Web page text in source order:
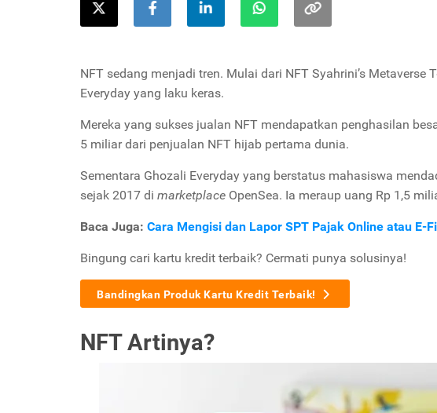
NFT sedang menjadi tren. Mulai dari NFT Syahrini’s
Everyday yang laku keras.
Mereka yang sukses jualan NFT mendapatkan penghasilan
5 miliar dari penjualan NFT hijab pertama dunia.
Sementara Ghozali Everyday yang berstatus mahasiswa
sejak 2017 di marketplace OpenSea. Ia meraup uang Rp 1,5
Baca Juga: Cara Mengisi dan Lapor SPT Pajak Online atau E-
Bingung cari kartu kredit terbaik? Cermati punya solusinya!
Bandingkan Produk Kartu Kredit Terbaik!
NFT Artinya?